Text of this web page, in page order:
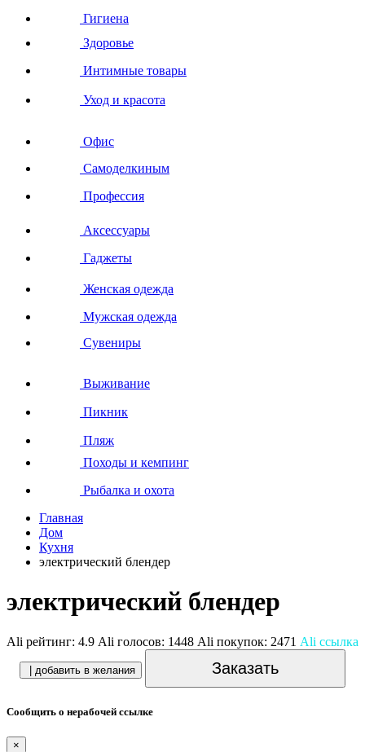
Гигиена
Здоровье
Интимные товары
Уход и красота
Офис
Самоделкиным
Профессия
Аксессуары
Гаджеты
Женская одежда
Мужская одежда
Сувениры
Выживание
Пикник
Пляж
Походы и кемпинг
Рыбалка и охота
Главная
Дом
Кухня
электрический блендер
электрический блендер
Ali рейтинг: 4.9 Ali голосов: 1448 Ali покупок: 2471 Ali ссылка
| добавить в желания Заказать
Сообщить о нерабочей ссылке
×